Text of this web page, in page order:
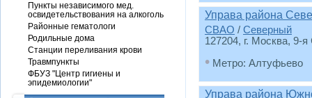
Управа района
СВАО / Северный
127204, г. Москва, 9-
• Метро: Алтуфьево
Управа района
Пункты независимого мед.
освидетельствования на алкоголь
Районные гематологи
Родильные дома
Станции переливания крови
Травмпункты
ФБУЗ "Центр гигиены и
эпидемиологии"